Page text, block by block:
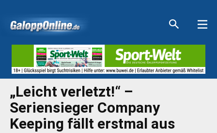
„Leicht verletzt!“ –
Seriensieger Company
Keeping fällt erstmal aus